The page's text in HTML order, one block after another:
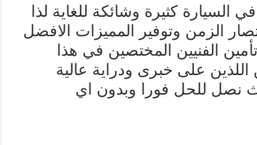
السيارة كثيرة وشائكة للغاية لذا
الزمن وتوفير المميزات الافضل
الفنيين المختصين في هذا
اللذين على خبرى ودراية عالية
نصل للحل فورا وبدون اي